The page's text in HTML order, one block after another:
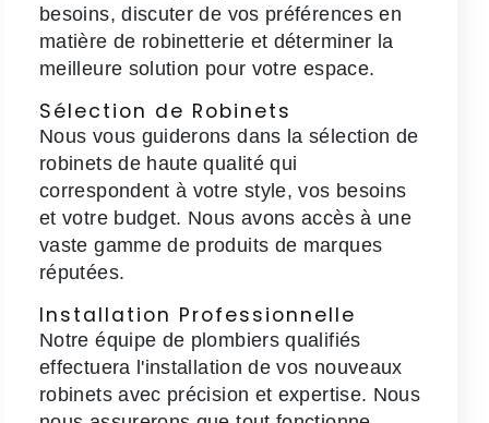
besoins, discuter de vos préférences en
matière de robinetterie et déterminer la
meilleure solution pour votre espace.
Sélection de Robinets
Nous vous guiderons dans la sélection de
robinets de haute qualité qui
correspondent à votre style, vos besoins
et votre budget. Nous avons accès à une
vaste gamme de produits de marques
réputées.
Installation Professionnelle
Notre équipe de plombiers qualifiés
effectuera l'installation de vos nouveaux
robinets avec précision et expertise. Nous